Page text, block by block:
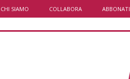
CHI SIAMO COLLABORA ABBONATI